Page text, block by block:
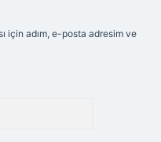
için adım, e-posta adresim ve